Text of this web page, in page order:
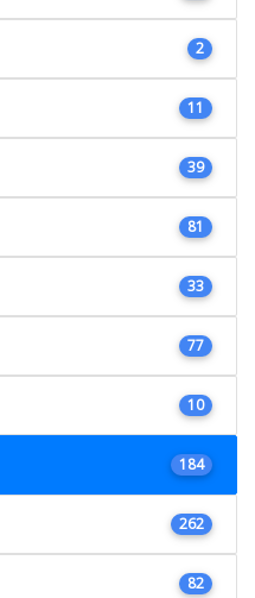
2
11
39
81
33
77
10
184
262
82